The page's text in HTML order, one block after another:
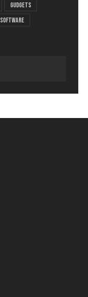
Gudgets
Software